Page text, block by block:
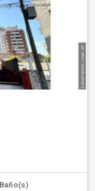
Baño(s)